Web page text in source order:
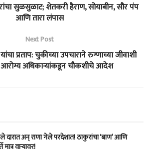
सुळसुळाट; शेतकरी हैराण, सोयाबीन, सौर पंप
आणि तारा लंपास
Next Post
प्रताप: चुकीच्या उपचाराने रुग्णाच्या जीवाशी
अधिकाऱ्यांकडून चौकशीचे आदेश
अन् राणा गेले परदेशात! ठाकुरांचा ‘बाण’ आणि